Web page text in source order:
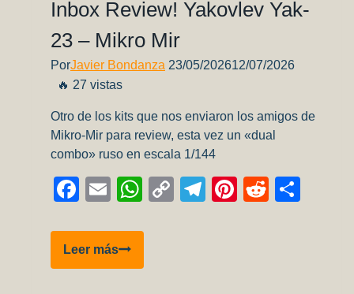
Inbox Review! Yakovlev Yak-
23 – Mikro Mir
PorJavier Bondanza 23/05/202612/07/2026
🔥 27 vistas
Otro de los kits que nos enviaron los amigos de
Mikro-Mir para review, esta vez un «dual
combo» ruso en escala 1/144
Facebook
EmailWhatsApp
CopyTelegram
Pinterest
Reddit
Leer másInbox
Review!